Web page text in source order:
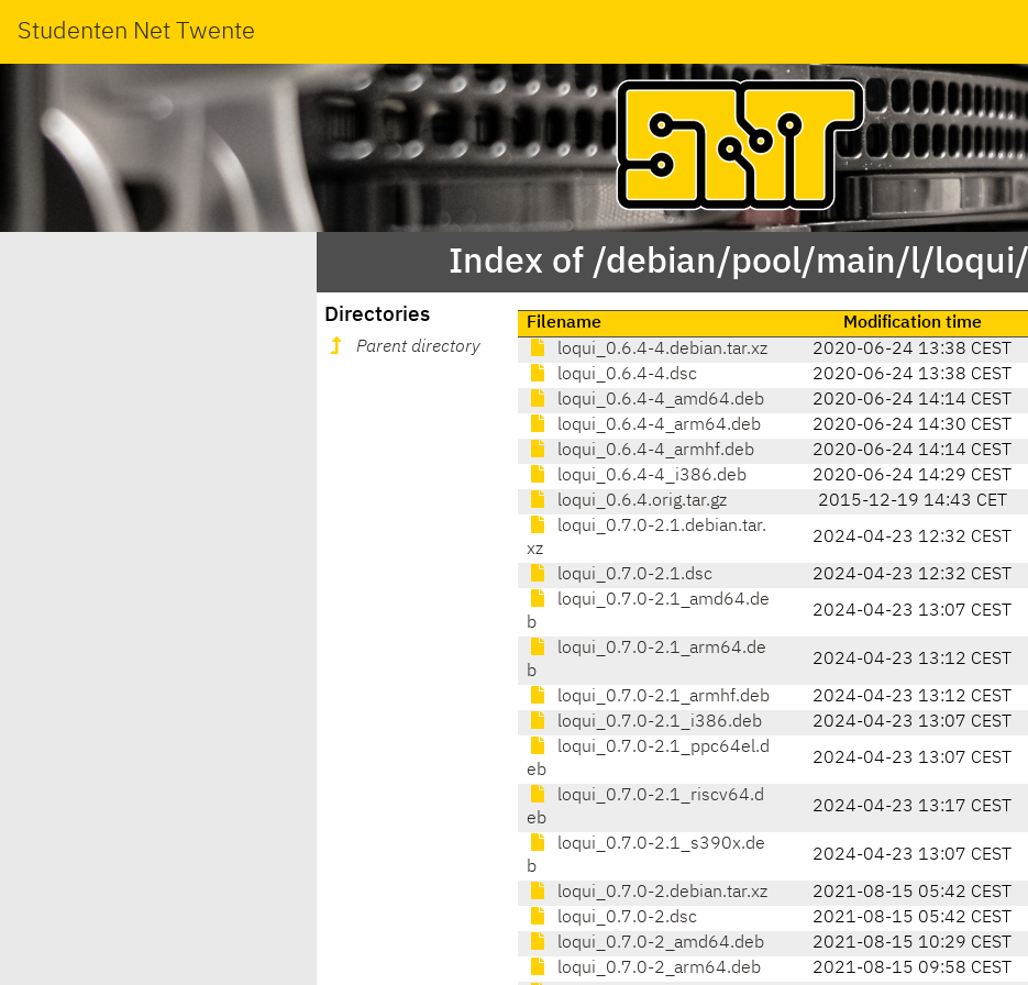
Studenten Net Twente
Index of /debian/pool/main/l/loqui/
Directories
Parent directory
Filename Modification time
loqui_0.6.4-4.debian.tar.xz
2020-06-24 13:38 CEST
loqui_0.6.4-4.dsc
2020-06-24 13:38 CEST
loqui_0.6.4-4_amd64.deb
2020-06-24 14:14 CEST
loqui_0.6.4-4_arm64.deb
2020-06-24 14:30 CEST
loqui_0.6.4-4_armhf.deb
2020-06-24 14:14 CEST
loqui_0.6.4-4_i386.deb
2020-06-24 14:29 CEST
loqui_0.6.4.orig.tar.gz
2015-12-19 14:43 CET
loqui_0.7.0-2.1.debian.tar.
xz
2024-04-23 12:32 CEST
loqui_0.7.0-2.1.dsc 2024-04-23 12:32 CEST
loqui_0.7.0-2.1_amd64.de
b
2024-04-23 13:07 CEST
loqui_0.7.0-2.1_arm64.de
b
2024-04-23 13:12 CEST
loqui_0.7.0-2.1_armhf.deb 2024-04-23 13:12 CEST
loqui_0.7.0-2.1_i386.deb
2024-04-23 13:07 CEST
loqui_0.7.0-2.1_ppc64el.d
eb
2024-04-23 13:07 CEST
loqui_0.7.0-2.1_riscv64.d
eb
2024-04-23 13:17 CEST
loqui_0.7.0-2.1_s390x.de
b
2024-04-23 13:07 CEST
loqui_0.7.0-2.debian.tar.xz 2021-08-15 05:42 CEST
loqui_0.7.0-2.dsc
2021-08-15 05:42 CEST
loqui_0.7.0-2_amd64.deb
2021-08-15 10:29 CEST
loqui_0.7.0-2_arm64.deb
2021-08-15 09:58 CEST